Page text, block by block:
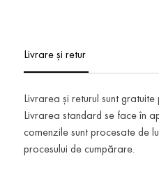
Livrare și retur
Livrarea și returul sunt
Livrarea standard se face în
comenzile sunt procesate de
procesului de cumpărare.